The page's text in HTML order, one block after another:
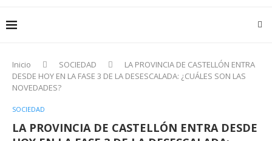
Inicio SOCIEDAD
LA PROVINCIA DE CASTELLÓN ENTRA
DESDE HOY EN LA FASE 3 DE LA DESESCALADA: ¿CUÁLES SON LAS
NOVEDADES?
SOCIEDAD
LA PROVINCIA DE CASTELLÓN ENTRA DESDE